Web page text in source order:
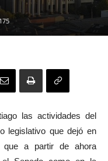
175
las actividades del
legislativo que dejó en
que a partir de ahora